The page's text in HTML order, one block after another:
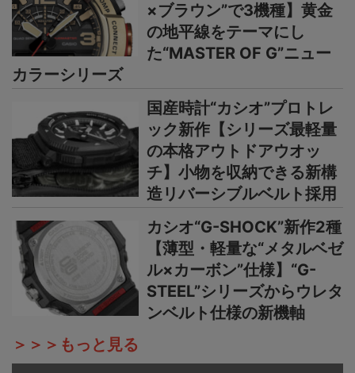
×ブラウン”で3機種】黄金
の地平線をテーマにし
た“MASTER OF G”ニュー
カラーシリーズ
国産時計“カシオ”プロトレ
ック新作【シリーズ最軽量
の本格アウトドアウオッ
チ】小物を収納できる新構
造リバーシブルベルト採用
カシオ“G-SHOCK”新作2種
【薄型・軽量な“メタルベゼ
ル×カーボン”仕様】“G-
STEEL”シリーズからウレタ
ンベルト仕様の新機軸
＞＞＞もっと見る